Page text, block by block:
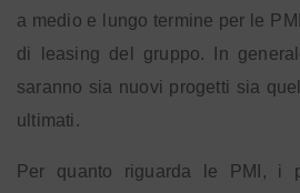
a medio e lungo termine per le
di leasing del gruppo. In
saranno sia nuovi progetti sia
ultimati.
Per quanto riguarda le PMI, i